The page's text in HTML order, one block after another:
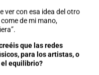
ver con esa idea del otro
de mi mano,
que las redes
para los artistas, o
el equilibrio?